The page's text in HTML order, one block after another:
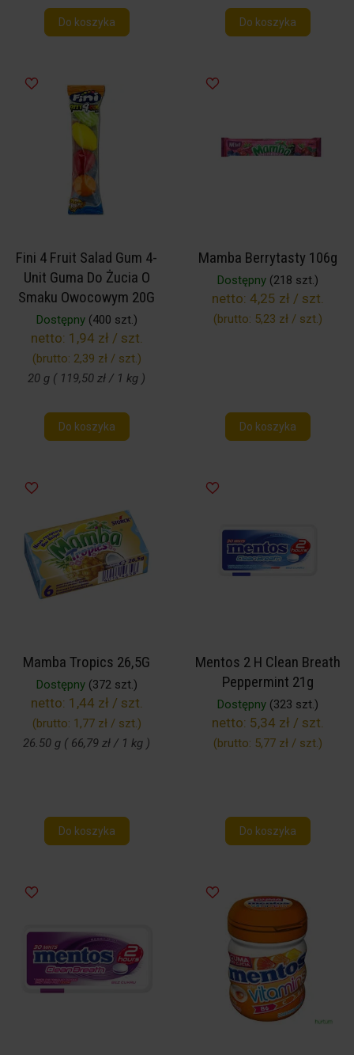
Do koszyka Do koszyka
Fini 4 Fruit Salad Gum 4-
Unit Guma Do Żucia O
Smaku Owocowym 20G
Dostępny(400 szt.)
netto: 1,94 zł / szt.
(brutto: 2,39 zł / szt.)
20 g ( 119,50 zł / 1 kg )
Do koszyka
Mamba Berrytasty 106g
Dostępny(218 szt.)
netto: 4,25 zł / szt.
(brutto: 5,23 zł / szt.)
Do koszyka
Mamba Tropics 26,5G
Dostępny(372 szt.)
netto: 1,44 zł / szt.
(brutto: 1,77 zł / szt.)
26.50 g ( 66,79 zł / 1 kg )
Do koszyka
Mentos 2 H Clean Breath
Peppermint 21g
Dostępny(323 szt.)
netto: 5,34 zł / szt.
(brutto: 5,77 zł / szt.)
Do koszyka